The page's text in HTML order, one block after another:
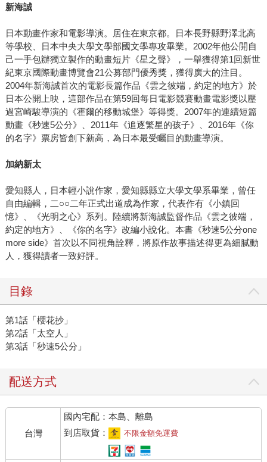
新海誠
日本動畫作家和電影導演。居住在東京都。日本長野縣野澤北高
等學校、日本中央大學文學部國文學專攻畢業。2002年他公開自
己一手包辦獨立製作的動畫短片《星之聲》，一舉獲得第1回新世
紀東京國際動畫博覽會21公募部門優秀獎，獲得廣大的注目。
2004年新海誠首次的電影長篇作品《雲之彼端，約定的地方》於
日本公開上映，這部作品在第59回每日電影競賽動畫電影獎以壓
過宮崎駿導演的《霍爾的移動城堡》等得獎。2007年的連續短篇
動畫《秒速5公分》、2011年《追逐繁星的孩子》、2016年《你
的名字》票房皆創下新高，為日本最受矚目的動畫導演。
加納新太
愛知縣人，日本輕小說作家，愛知縣縣立大學文學系畢業，曾任
自由編輯，二○○二年正式出道成為作家，代表作有《小鎮回
憶》、《光明之心》系列。陸續將新海誠監督作品《雲之彼端，
約定的地方》、《你的名字》改編小說化。本書《秒速5公分one
more side》首次以不同視角詮釋，將原作故事描述得更為細膩動
人，獲得讀者一致好評。
目錄
第1話「櫻花抄」
第2話「太空人」
第3話「秒速5公分」
配送方式
台灣
國內宅配：本島、離島
到店取貨：
不限金額免運費